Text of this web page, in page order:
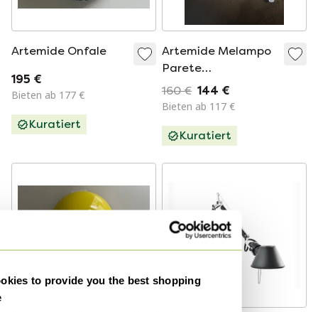
to provide you the best shopping
Artemide Onfale
195 €
Bieten ab 177 €
Kuratiert
Artemide Melampo
Parete
Wandleuchte,
entworfen von
160 € 144 €
Bieten ab 117 €
Kuratiert